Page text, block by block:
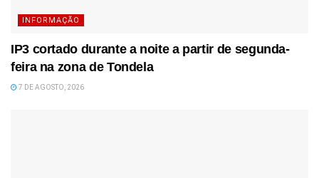
INFORMAÇÃO
IP3 cortado durante a noite a partir de segunda-
feira na zona de Tondela
7 DE AGOSTO, 2026